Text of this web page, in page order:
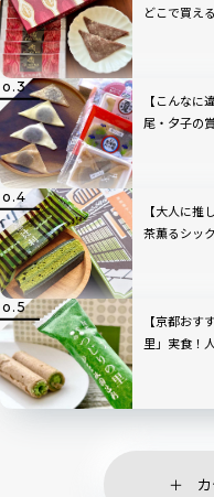
どこで買え
【こんな
尾・夕子の
【大人に
茶薫るシッ
【京都お
里」実食！